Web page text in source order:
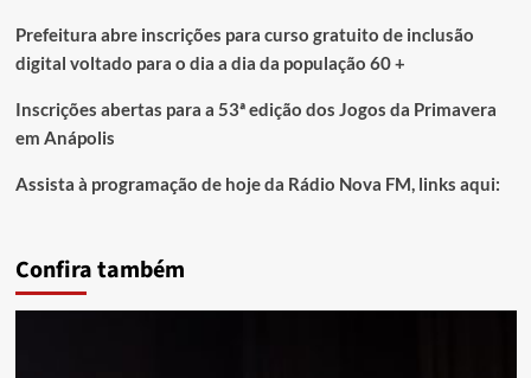
Prefeitura abre inscrições para curso gratuito de inclusão
digital voltado para o dia a dia da população 60 +
Inscrições abertas para a 53ª edição dos Jogos da Primavera
em Anápolis
Assista à programação de hoje da Rádio Nova FM, links aqui:
Confira também